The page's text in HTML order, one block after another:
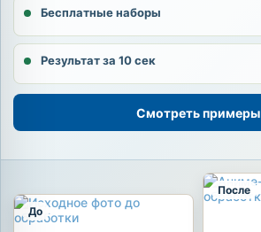
Бесплатные наборы
Результат за 10 сек
Смотреть примеры
До
После